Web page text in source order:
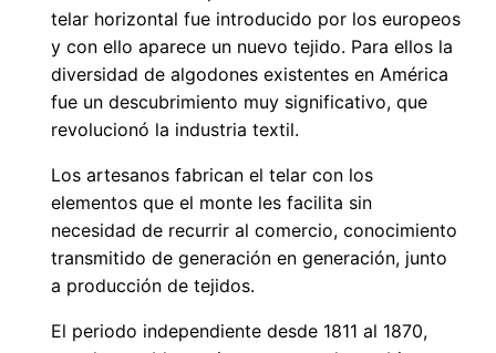
telar horizontal fue introducido por los europeos
y con ello aparece un nuevo tejido. Para ellos la
diversidad de algodones existentes en América
fue un descubrimiento muy significativo, que
revolucionó la industria textil.
Los artesanos fabrican el telar con los
elementos que el monte les facilita sin
necesidad de recurrir al comercio, conocimiento
transmitido de generación en generación, junto
a producción de tejidos.
El periodo independiente desde 1811 al 1870,